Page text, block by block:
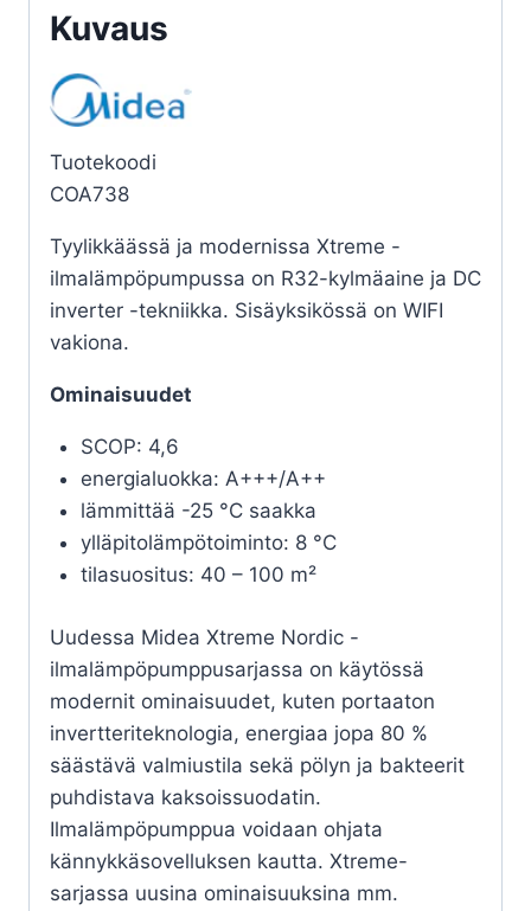
määrä
Kuvaus
Tuotekoodi
COA738
Tyylikkäässä ja modernissa Xtreme -
ilmalämpöpumpussa on R32-kylmäaine ja DC
inverter -tekniikka. Sisäyksikössä on WIFI
vakiona.
Ominaisuudet
SCOP: 4,6
energialuokka: A+++/A++
lämmittää -25 °C saakka
ylläpitolämpötoiminto: 8 °C
tilasuositus: 40 – 100 m²
Uudessa Midea Xtreme Nordic -
ilmalämpöpumppusarjassa on käytössä
modernit ominaisuudet, kuten portaaton
invertteriteknologia, energiaa jopa 80 %
säästävä valmiustila sekä pölyn ja bakteerit
puhdistava kaksoissuodatin.
Ilmalämpöpumppua voidaan ohjata
kännykkäsovelluksen kautta. Xtreme-
sarjassa uusina ominaisuuksina mm.